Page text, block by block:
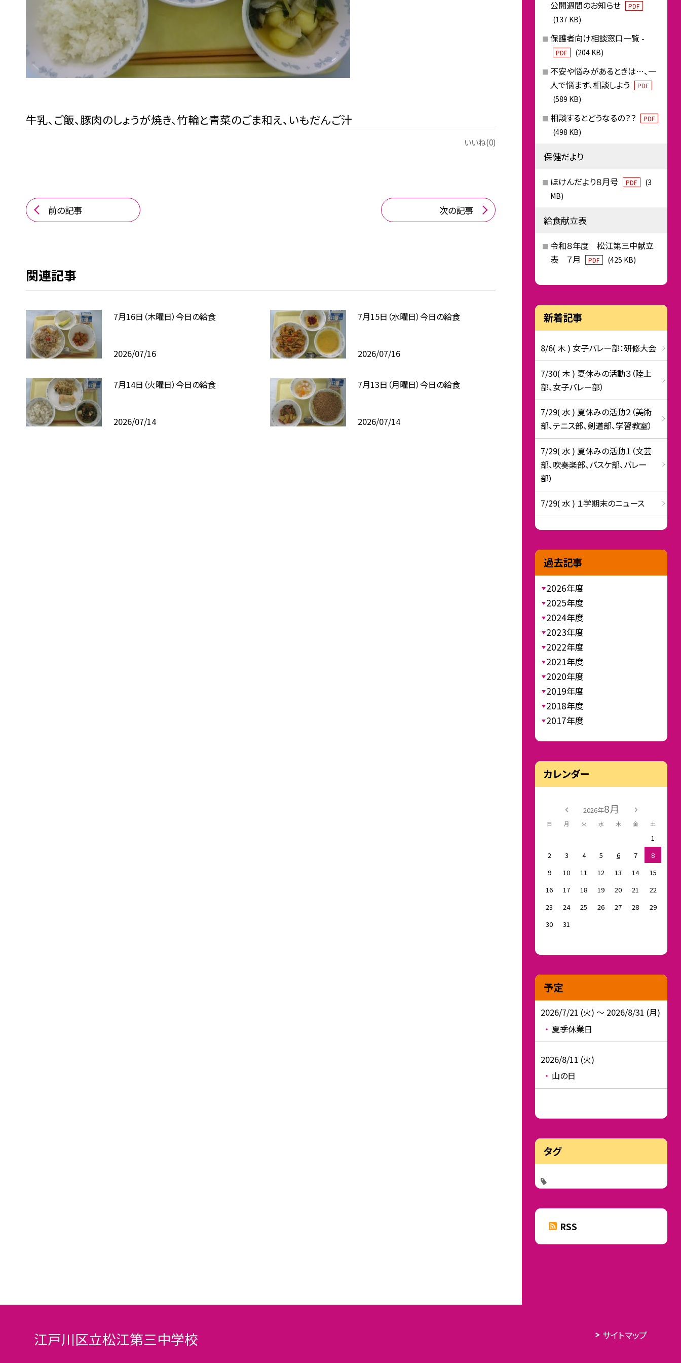
牛乳、ご飯、豚肉のしょうが焼き、竹輪と青菜のごま和え、いもだんご汁
いいね(0)
前の記事 次の記事
関連記事
7月16日（木曜日）今日の給食
2026/07/16
7月15日（水曜日）今日の給食
2026/07/16
7月14日（火曜日）今日の給食
2026/07/14
7月13日（月曜日）今日の給食
2026/07/14
公開週間のお知らせ PDF
(137 KB)
保護者向け相談窓口一覧 -
PDF (204 KB)
不安や悩みがあるときは…、一
人で悩まず、相談しよう
PDF
(589 KB)
相談するとどうなるの？？ PDF
(498 KB)
保健だより
ほけんだより８月号 PDF
(3
MB)
給食献立表
令和８年度 松江第三中献立
表 ７月
PDF (425 KB)
新着記事
8/6( 木 ) 女子バレー部：研修大会
7/30( 木 ) 夏休みの活動３（陸上
部、女子バレー部）
7/29( 水 ) 夏休みの活動２（美術
部、テニス部、剣道部、学習教室）
7/29( 水 ) 夏休みの活動１（文芸
部、吹奏楽部、バスケ部、バレー
部）
7/29( 水 ) １学期末のニュース
過去記事
2026年度
2025年度
2024年度
2023年度
2022年度
2021年度
2020年度
2019年度
2018年度
2017年度
カレンダー
2026年8月
日 月 火 水 木 金 土
1
2
3 4 5 6 7
8
9
10 11 12 13 14
15
16
17 18 19 20 21
22
23
24 25 26 27 28
29
30
31
予定
2026/7/21 (火) ～ 2026/8/31 (月)
夏季休業日
2026/8/11 (火)
山の日
タグ
RSS
江戸川区立松江第三中学校 サイトマップ